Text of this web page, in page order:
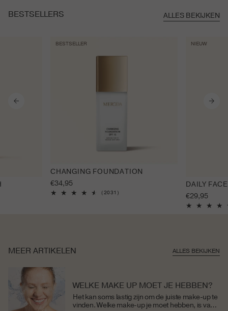
BESTSELLERS ALLES BEKIJKEN
BESTSELLER
CHANGING FOUNDATION
Normale
prijs
€34,95
(2031)
NIEUW
DAILY
Normale
prijs
€29,95
MEER ARTIKELEN ALLES BEKIJKEN
WELKE MAKE UP MOET JE HEBBEN?
Het kan soms lastig zijn om de juiste make-up te
vinden. Welke make-up je moet hebben, is van